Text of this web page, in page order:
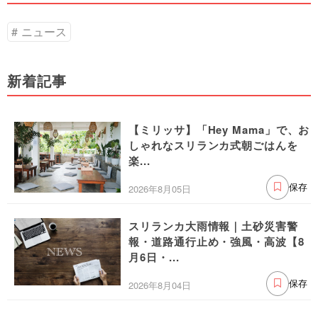
ニュース
新着記事
【ミリッサ】「Hey Mama」で、お
しゃれなスリランカ式朝ごはんを
楽...
2026年8月05日 保存
スリランカ大雨情報｜土砂災害警
報・道路通行止め・強風・高波【8
月6日・...
2026年8月04日 保存